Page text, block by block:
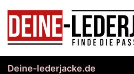
content
Deine-lederjacke.de